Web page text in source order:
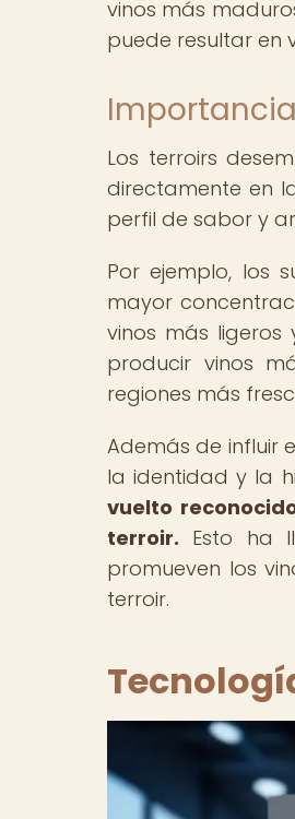
vinos más
puede resultar en
Los terroirs
directamente en
perfil de sabor y
Por ejemplo, los
mayor
vinos más ligeros
producir vinos
regiones más
Además de influir
la identidad y la
vuelto
terroir. Esto ha
promueven los
terroir.